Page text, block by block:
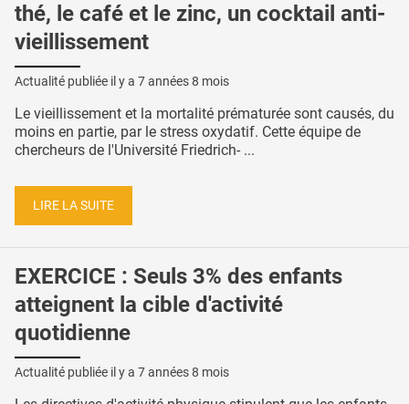
thé, le café et le zinc, un cocktail anti-
vieillissement
Actualité publiée il y a 7 années 8 mois
Le vieillissement et la mortalité prématurée sont causés, du
moins en partie, par le stress oxydatif. Cette équipe de
chercheurs de l'Université Friedrich- ...
LIRE LA SUITE
EXERCICE : Seuls 3% des enfants
atteignent la cible d'activité
quotidienne
Actualité publiée il y a 7 années 8 mois